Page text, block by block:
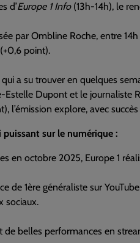
d’Europe 1 Info(13h-14h), le
par Ombline Roche, entre
point).
a su trouver en quelques
Estelle Dupont et le journaliste
l’émission explore, avec
sur le numérique :
en octobre 2025, Europe 1
de 1ère généraliste sur
sociaux.
de belles performances en